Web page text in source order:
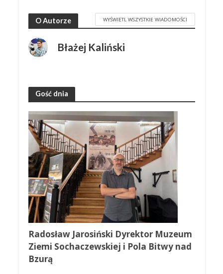
O Autorze WYŚWIETL WSZYSTKIE WIADOMOŚCI
Błażej Kaliński
Gość dnia
Radosław Jarosiński Dyrektor Muzeum
Ziemi Sochaczewskiej i Pola Bitwy nad
Bzurą